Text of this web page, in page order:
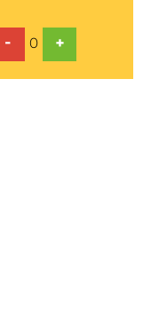
- 0 +